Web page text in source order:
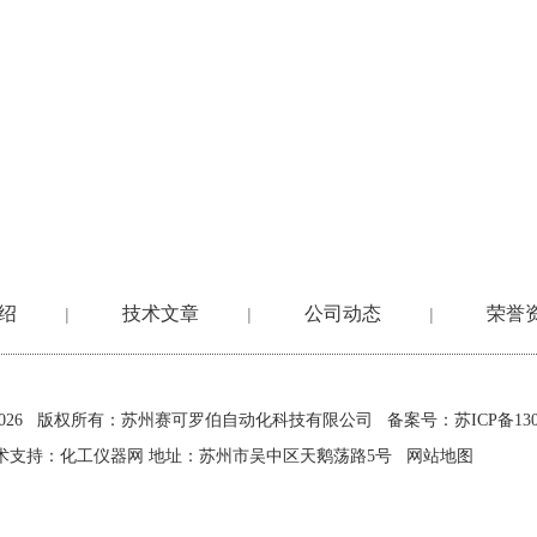
| 技术文章 | 公司动态 | 荣誉
版权所有：苏州赛可罗伯自动化科技有限公司 备案号：苏ICP备
支持： 化工仪器网 地址：苏州市吴中区天鹅荡路5号 网站地图